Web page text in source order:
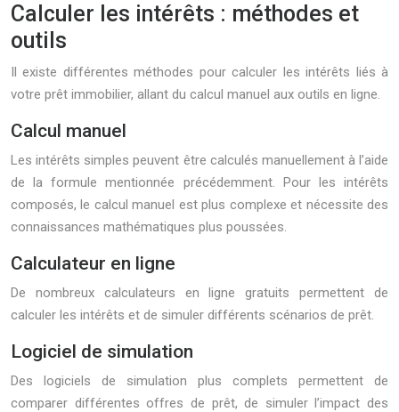
Calculer les intérêts : méthodes et
outils
Il existe différentes méthodes pour calculer les intérêts liés à
votre prêt immobilier, allant du calcul manuel aux outils en ligne.
Calcul manuel
Les intérêts simples peuvent être calculés manuellement à l’aide
de la formule mentionnée précédemment. Pour les intérêts
composés, le calcul manuel est plus complexe et nécessite des
connaissances mathématiques plus poussées.
Calculateur en ligne
De nombreux calculateurs en ligne gratuits permettent de
calculer les intérêts et de simuler différents scénarios de prêt.
Logiciel de simulation
Des logiciels de simulation plus complets permettent de
comparer différentes offres de prêt, de simuler l’impact des